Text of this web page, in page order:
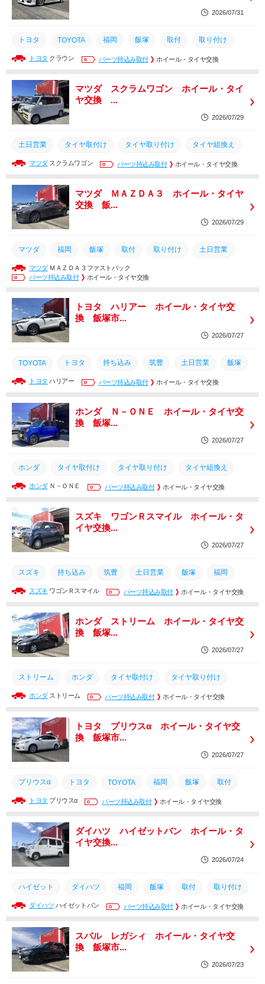
2026/07/31
トヨタ TOYOTA 福岡 飯塚 取付 取り付け
土日営業 筑豊 持ち込み タイヤ 交換
タイヤ組換え
トヨタ クラウン パーツ持込み取付 ホイール・タイヤ交換
マツダ スクラムワゴン ホイール・タイ
ヤ交換 ...
2026/07/29
土日営業 タイヤ取付け タイヤ取り付け タイヤ組換え
筑豊 持ち込み 取り付け タイヤ 交換 取付
飯塚 福岡
マツダスクラムワゴン パーツ持込み取付 ホイール・タイヤ交換
マツダ ＭＡＺＤＡ３ ホイール・タイヤ
交換 飯...
2026/07/29
マツダ 福岡 飯塚 取付 取り付け 土日営業
筑豊 持ち込み タイヤ
マツダＭＡＺＤＡ３ファストバック
パーツ持込み取付
ホイール・タイヤ交換
トヨタ ハリアー ホイール・タイヤ交
換 飯塚市...
2026/07/27
TOYOTA トヨタ 持ち込み 筑豊 土日営業 飯塚
交換 タイヤ組換え タイヤ取り付け 取り付け
福岡 タイヤ
トヨタ ハリアー パーツ持込み取付 ホイール・タイヤ交換
ホンダ Ｎ－ＯＮＥ ホイール・タイヤ交
換 飯塚...
2026/07/27
ホンダ タイヤ取付け タイヤ取り付け タイヤ組換え
福岡 タイヤ 取付 取り付け 交換 飯塚
土日営業 筑豊
ホンダＮ－ＯＮＥ パーツ持込み取付 ホイール・タイヤ交換
スズキ ワゴンＲスマイル ホイール・タ
イヤ交換...
2026/07/27
スズキ 持ち込み 筑豊 土日営業 飯塚 福岡
タイヤ 取付 取り付け 交換 タイヤ組換え
タイヤ取り付け
スズキ ワゴンＲスマイル パーツ持込み取付 ホイール・タイヤ交換
ホンダ ストリーム ホイール・タイヤ交
換 飯塚...
2026/07/27
ストリーム ホンダ タイヤ取付け タイヤ取り付け
タイヤ組換え 交換 取り付け 取付 タイヤ
持ち込み 筑豊
ホンダストリーム パーツ持込み取付 ホイール・タイヤ交換
トヨタ プリウスα ホイール・タイヤ交
換 飯塚市...
2026/07/27
プリウスα トヨタ TOYOTA 福岡 飯塚 取付
タイヤ 持ち込み 筑豊 土日営業 取り付け
タイヤ組換え
トヨタ プリウスα パーツ持込み取付 ホイール・タイヤ交換
ダイハツ ハイゼットバン ホイール・タ
イヤ交換...
2026/07/24
ハイゼット ダイハツ 福岡 飯塚 取付 取り付け
土日営業 筑豊 持ち込み タイヤ 交換
タイヤ組換え
ダイハツ ハイゼットバン パーツ持込み取付 ホイール・タイヤ交換
スバル レガシィ ホイール・タイヤ交
換 飯塚市...
2026/07/23